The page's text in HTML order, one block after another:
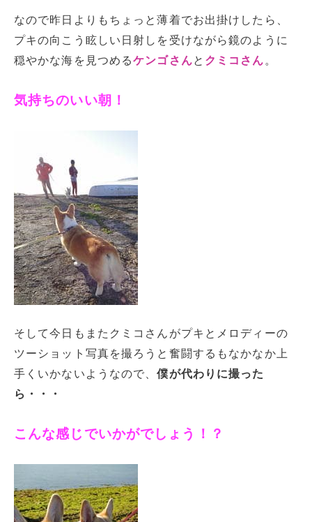
なので昨日よりもちょっと薄着でお出掛けしたら、
プキの向こう眩しい日射しを受けながら鏡のように
穏やかな海を見つめるケンゴさんと クミコさん 。
気持ちのいい朝！
そして今日もまたクミコさんがプキとメロディーの
ツーショット写真を撮ろうと奮闘するもなかなか上
手くいかないようなので、僕が代わりに撮った
ら・・・
こんな感じでいかがでしょう！？